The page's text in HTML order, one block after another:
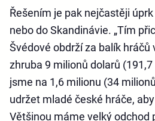
Řešením je pak nejčastěji
nebo do Skandinávie. „Tím
Švédové obdrží za balík hráčů
zhruba 9 milionů dolarů
jsme na 1,6 milionu (34
udržet mladé české hráče,
Většinou máme velký odchod